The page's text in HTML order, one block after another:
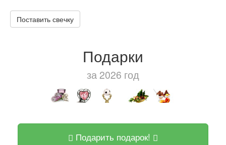
Поставить свечку
Подарки
за 2026 год
Подарить подарок!